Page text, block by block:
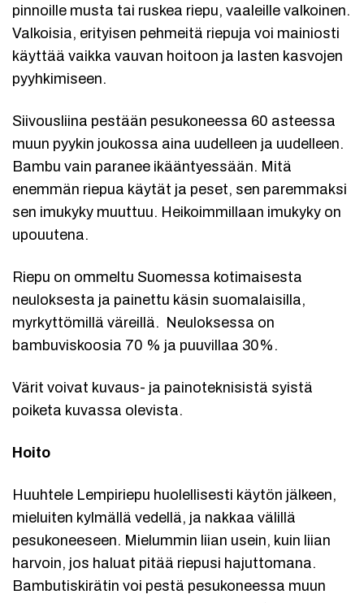
pinnoille musta tai ruskea riepu, vaaleille valkoinen.
Valkoisia, erityisen pehmeitä riepuja voi mainiosti
käyttää vaikka vauvan hoitoon ja lasten kasvojen
pyyhkimiseen.
Siivousliina pestään pesukoneessa 60 asteessa
muun pyykin joukossa aina uudelleen ja uudelleen.
Bambu vain paranee ikääntyessään. Mitä
enemmän riepua käytät ja peset, sen paremmaksi
sen imukyky muuttuu. Heikoimmillaan imukyky on
upouutena.
Riepu on ommeltu Suomessa kotimaisesta
neuloksesta ja painettu käsin suomalaisilla,
myrkyttömillä väreillä. Neuloksessa on
bambuviskoosia 70 % ja puuvillaa 30%.
Värit voivat kuvaus- ja painoteknisistä syistä
poiketa kuvassa olevista.
Hoito
Huuhtele Lempiriepu huolellisesti käytön jälkeen,
mieluiten kylmällä vedellä, ja nakkaa välillä
pesukoneeseen. Mielummin liian usein, kuin liian
harvoin, jos haluat pitää riepusi hajuttomana.
Bambutiskirätin voi pestä pesukoneessa muun